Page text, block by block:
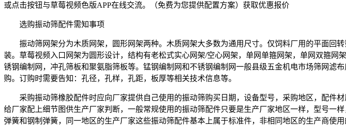
或点击按钮与草莓视频色版APP在线交流。（免费为您提供配置方案） 获取优惠报价
选购振动筛配件需知事项
振动筛网架分为木质网架，圆形网架两种。木质网架大多数为通用尺寸。仅饲料厂用的平面回转
装。草莓视频入口网架为圆形设计，结构有老松式实心网架/空心网架，单网单箍网架，单网双箍
锈钢编制网，冲孔筛板和聚氨脂筛板等。锰钢编制网和不锈钢编制网一般县级五金机电市场筛网滤
购。订购时需要告知：孔径，孔样，孔距，板厚等相关技术信息等。
采购振动筛橡胶配件时应向厂家提供自己使用的振动筛购买日期，设备型号，采购地区，配件
给厂家配上细节图供生产厂家判断，一般常规使用的振动筛配件只要是生产厂家地区一样，型号一
弹簧和钢制弹簧，同一地区的生产厂家这些振动筛配件基本上属于标准件，非相同地区的生产商使用